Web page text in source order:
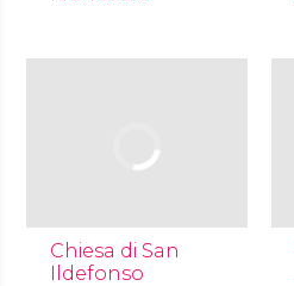
Chiesa di San
Ildefonso